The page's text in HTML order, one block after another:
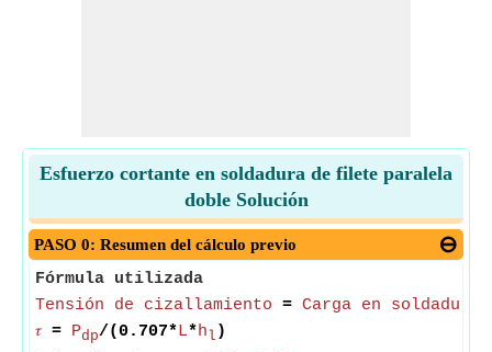
Esfuerzo cortante en soldadura de filete paralela
doble Solución
PASO 0: Resumen del cálculo previo
Fórmula utilizada
Tensión de cizallamiento = Carga en
𝜏= Pdp/(0.707*L*h l )